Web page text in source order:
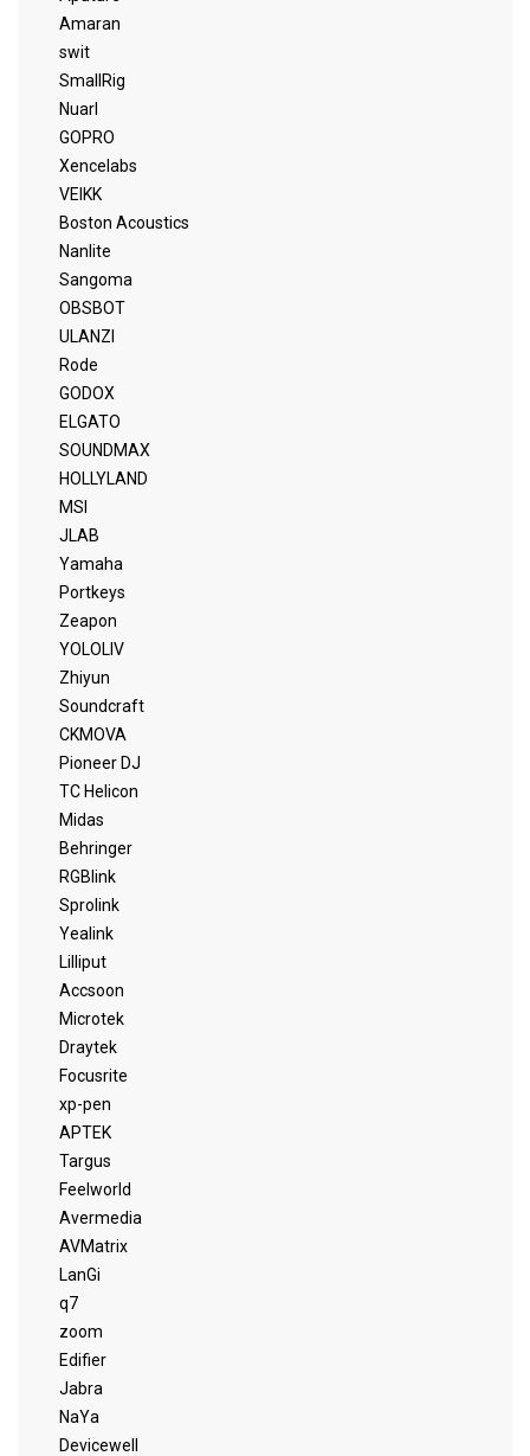
Amaran
swit
SmallRig
Nuarl
GOPRO
Xencelabs
VEIKK
Boston Acoustics
Nanlite
Sangoma
OBSBOT
ULANZI
Rode
GODOX
ELGATO
SOUNDMAX
HOLLYLAND
MSI
JLAB
Yamaha
Portkeys
Zeapon
YOLOLIV
Zhiyun
Soundcraft
CKMOVA
Pioneer DJ
TC Helicon
Midas
Behringer
RGBlink
Sprolink
Yealink
Lilliput
Accsoon
Microtek
Draytek
Focusrite
xp-pen
APTEK
Targus
Feelworld
Avermedia
AVMatrix
LanGi
q7
zoom
Edifier
Jabra
NaYa
Devicewell